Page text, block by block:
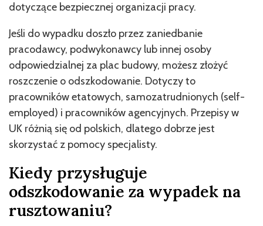
dotyczące bezpiecznej organizacji pracy.
Jeśli do wypadku doszło przez zaniedbanie
pracodawcy, podwykonawcy lub innej osoby
odpowiedzialnej za plac budowy, możesz złożyć
roszczenie o odszkodowanie. Dotyczy to
pracowników etatowych, samozatrudnionych (self-
employed) i pracowników agencyjnych. Przepisy w
UK różnią się od polskich, dlatego dobrze jest
skorzystać z pomocy specjalisty.
Kiedy przysługuje
odszkodowanie za wypadek na
rusztowaniu?